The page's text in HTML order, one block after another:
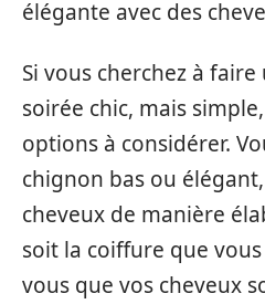
élégante avec des
Si vous cherchez à
soirée chic, mais
options à considérer.
chignon bas ou
cheveux de manière
soit la coiffure que
vous que vos cheveux